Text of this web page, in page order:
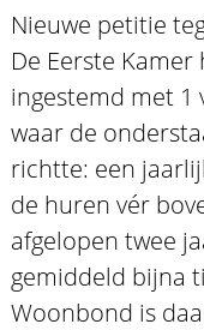
Nieuwe petitie
De Eerste
ingestemd met 1
waar de
richtte: een
de huren vér
afgelopen twee
gemiddeld bijna
Woonbond is